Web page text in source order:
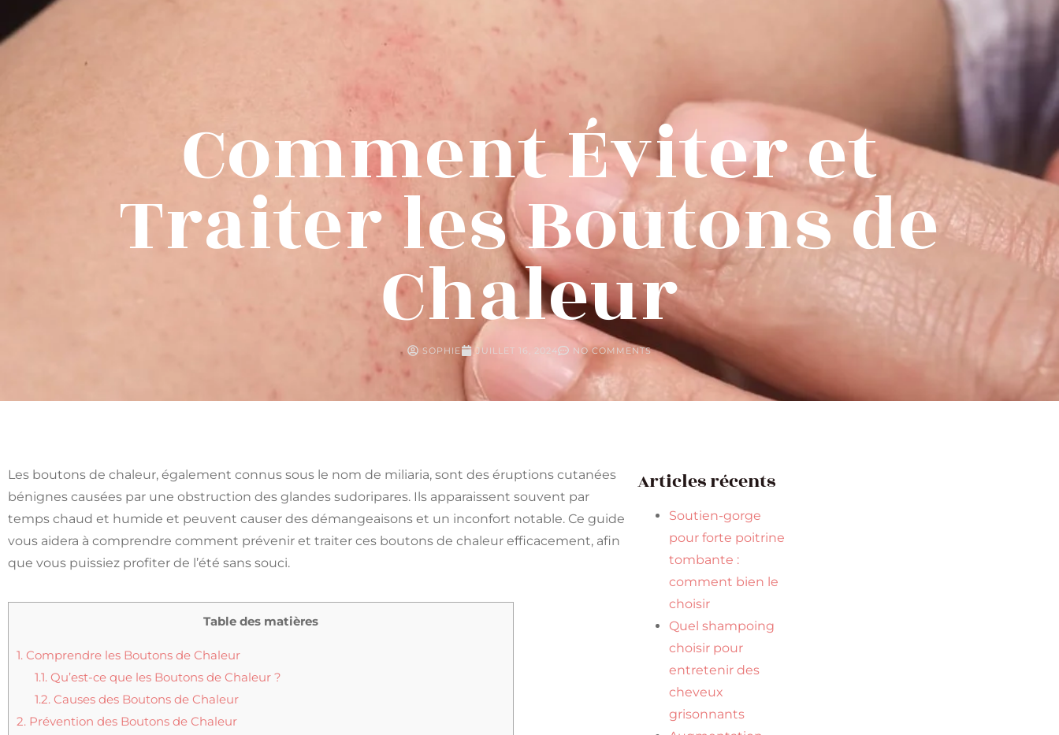
Comment Éviter et
Traiter les Boutons de
Chaleur
SOPHIE JUILLET 16, 2024 NO COMMENTS
Les boutons de chaleur, également connus sous le nom de miliaria, sont des éruptions cutanées
bénignes causées par une obstruction des glandes sudoripares. Ils apparaissent souvent par
temps chaud et humide et peuvent causer des démangeaisons et un inconfort notable. Ce guide
vous aidera à comprendre comment prévenir et traiter ces boutons de chaleur efficacement, afin
que vous puissiez profiter de l’été sans souci.
Table des matières
1. Comprendre les Boutons de Chaleur
1.1.Qu’est-ce que les Boutons de Chaleur ?
1.2.Causes des Boutons de Chaleur
2. Prévention des Boutons de Chaleur
Articles récents
Soutien-gorge
pour forte poitrine
tombante :
comment bien le
choisir
Quel shampoing
choisir pour
entretenir des
cheveux
grisonnants